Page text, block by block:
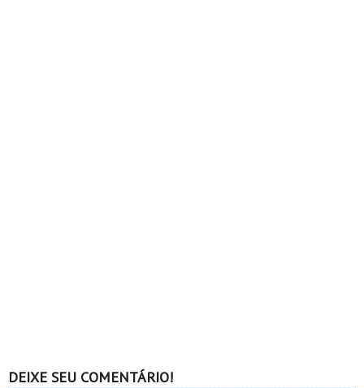
DEIXE SEU COMENTÁRIO!